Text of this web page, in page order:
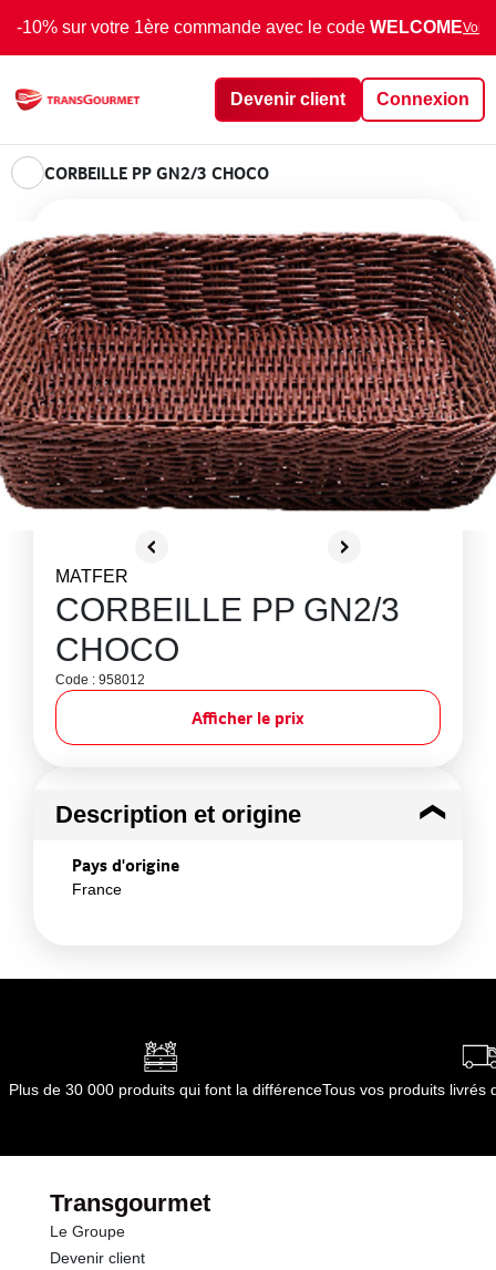
-10% sur votre 1ère commande avec le code WELCOMEVoir
Devenir client Connexion
CORBEILLE PP GN2/3 CHOCO
MATFER
CORBEILLE PP GN2/3
CHOCO
Code : 958012
Afficher le prix
Description et origine
Pays d'origine
France
Plus de 30 000 produits qui font la différenceTous vos produits livrés
Transgourmet
Le Groupe
Devenir client